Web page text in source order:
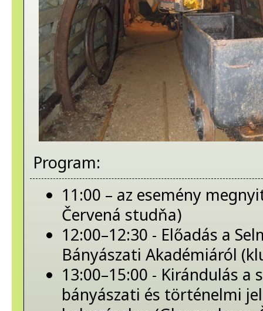
Program:
11:00 – az esemény
Červená studňa)
12:00–12:30 - Előadás a
Bányászati Akadémiáról
13:00–15:00 - Kirándulás a
bányászati és történelmi